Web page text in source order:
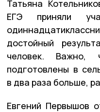
Татьяна
ЕГЭ приняли
достойный
человек. Важно,
подготовлены в
в два раза больше,
Евгений Первышов